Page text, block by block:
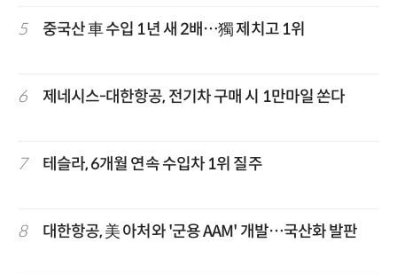
5 중국산 車 수입 1년 새 2배…獨 제치고 1위
6 제네시스-대한항공, 전기차 구매 시 1만마일 쏜다
7 테슬라, 6개월 연속 수입차 1위 질주
8 대한항공, 美 아처와 '군용 AAM' 개발…국산화 발판